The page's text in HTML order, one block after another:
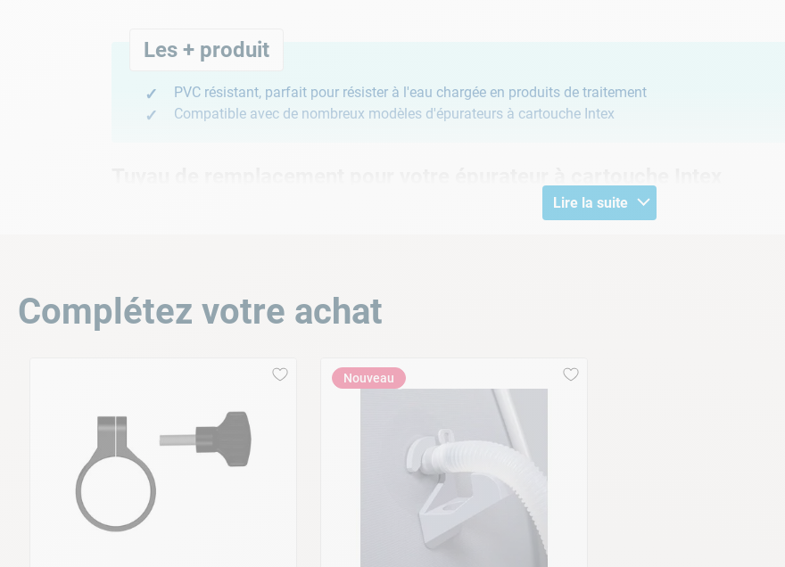
Les + produit
PVC résistant, parfait pour résister à l'eau chargée en produits de traitement
Compatible avec de nombreux modèles d'épurateurs à cartouche Intex
, et permet de relier l'épurateur à l'entrée
Lire la suite
Complétez votre achat
Nouveau